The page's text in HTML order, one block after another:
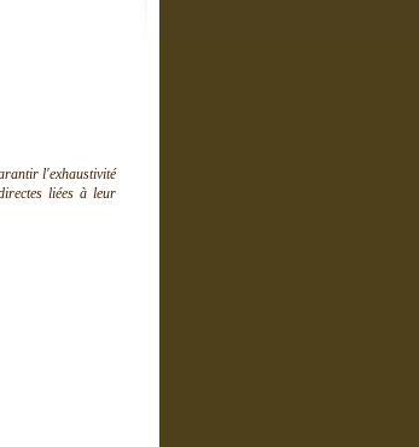
l'exhaustivité
liées à leur